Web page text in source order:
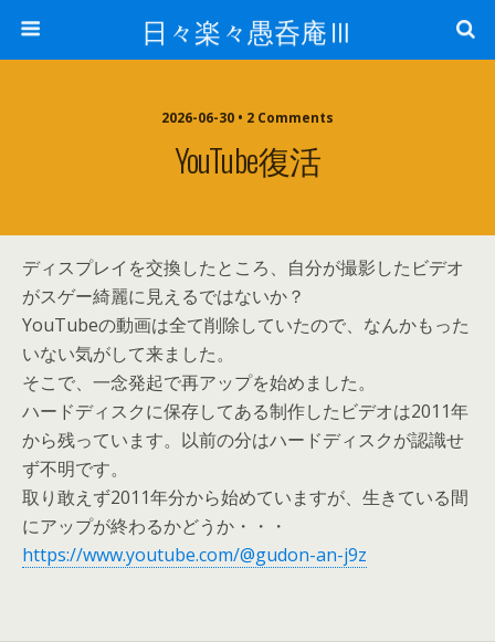
日々楽々愚呑庵Ⅲ
2026-06-30 • 2 Comments
YouTube復活
ディスプレイを交換したところ、自分が撮影したビデオ
がスゲー綺麗に見えるではないか？
YouTubeの動画は全て削除していたので、なんかもった
いない気がして来ました。
そこで、一念発起で再アップを始めました。
ハードディスクに保存してある制作したビデオは2011年
から残っています。以前の分はハードディスクが認識せ
ず不明です。
取り敢えず2011年分から始めていますが、生きている間
にアップが終わるかどうか・・・
https://www.youtube.com/@gudon-an-j9z